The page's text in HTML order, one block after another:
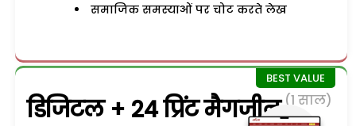
समाजिक समस्याओं पर चोट करते लेख
डिजिटल + 24 प्रिंट मैगजीन (1 साल)